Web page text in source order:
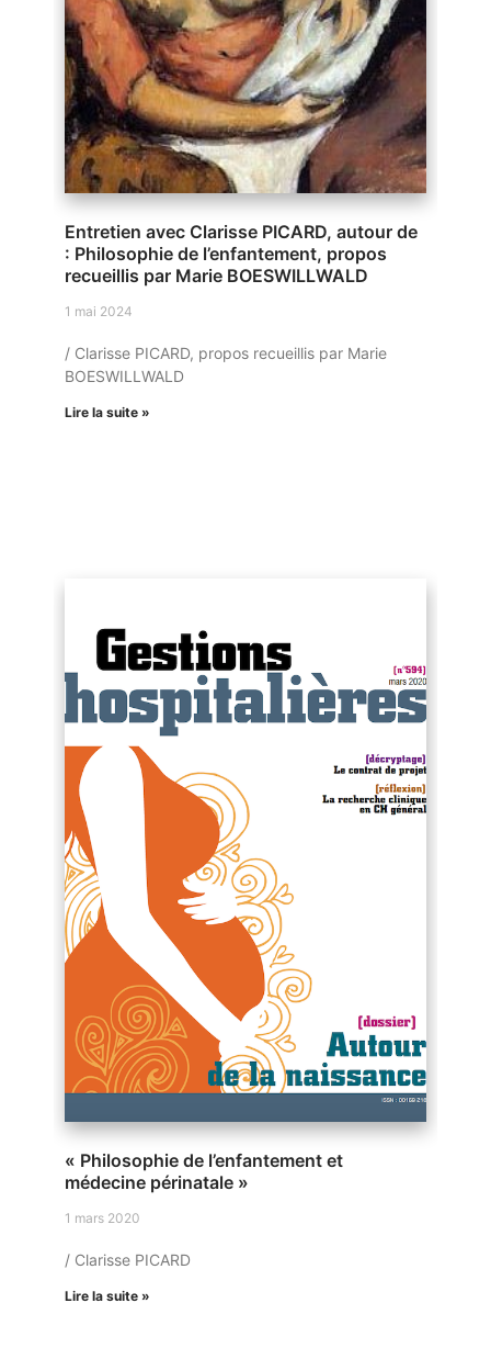
Entretien avec Clarisse PICARD, autour de
: Philosophie de l’enfantement, propos
recueillis par Marie BOESWILLWALD
1 mai 2024
/ Clarisse PICARD, propos recueillis par Marie
BOESWILLWALD
Lire la suite »
« Philosophie de l’enfantement et
médecine périnatale »
1 mars 2020
/ Clarisse PICARD
Lire la suite »